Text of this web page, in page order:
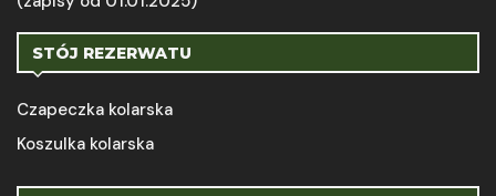
STÓJ REZERWATU
Czapeczka kolarska
Koszulka kolarska